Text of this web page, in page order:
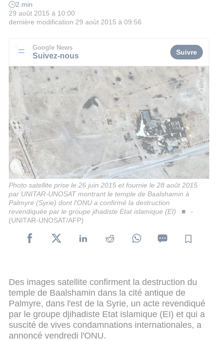
2 min
29 août 2015 à 10:00
dernière modification 29 août 2015 à 09:56
Google News
Suivez-nous Suivre
Photo satellite prise le 26 juin 2015 et fournie le 28 août 2015
par UNITAR-UNOSAT montrant le temple de Baalshamin à
Palmyre (Syrie) dont l'ONU a confirmé la destruction
revendiquée par le groupe jihadiste Etat islamique (EI)
-
(UNITAR-UNOSAT/AFP)
Des images satellite confirment la destruction du
temple de Baalshamin dans la cité antique de
Palmyre, dans l'est de la Syrie, un acte revendiqué
par le groupe djihadiste Etat islamique (EI) et qui a
suscité de vives condamnations internationales, a
annoncé vendredi l'ONU.